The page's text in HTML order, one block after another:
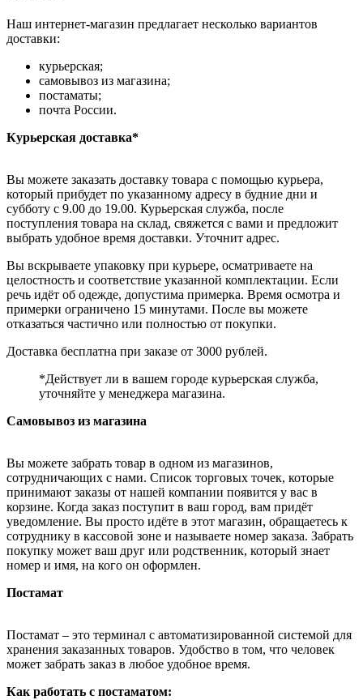
Наш интернет-магазин предлагает несколько вариантов
доставки:
курьерская;
самовывоз из магазина;
постаматы;
почта России.
Курьерская доставка*
Вы можете заказать доставку товара с помощью курьера,
который прибудет по указанному адресу в будние дни и
субботу с 9.00 до 19.00. Курьерская служба, после
поступления товара на склад, свяжется с вами и предложит
выбрать удобное время доставки. Уточнит адрес.
Вы вскрываете упаковку при курьере, осматриваете на
целостность и соответствие указанной комплектации. Если
речь идёт об одежде, допустима примерка. Время осмотра и
примерки ограничено 15 минутами. После вы можете
отказаться частично или полностью от покупки.
Доставка бесплатна при заказе от 3000 рублей.
*Действует ли в вашем городе курьерская служба,
уточняйте у менеджера магазина.
Самовывоз из магазина
Вы можете забрать товар в одном из магазинов,
сотрудничающих с нами. Список торговых точек, которые
принимают заказы от нашей компании появится у вас в
корзине. Когда заказ поступит в ваш город, вам придёт
уведомление. Вы просто идёте в этот магазин, обращаетесь к
сотруднику в кассовой зоне и называете номер заказа. Забрать
покупку может ваш друг или родственник, который знает
номер и имя, на кого он оформлен.
Постамат
Постамат – это терминал с автоматизированной системой для
хранения заказанных товаров. Удобство в том, что человек
может забрать заказ в любое удобное время.
Как работать с постаматом: